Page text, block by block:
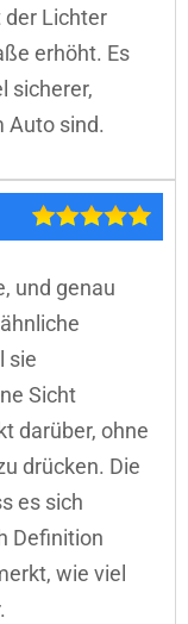
Lichter
erhöht. Es
sicherer,
Auto sind.
und genau
sie
Sicht
darüber, ohne
drücken. Die
es sich
Definition
wie viel